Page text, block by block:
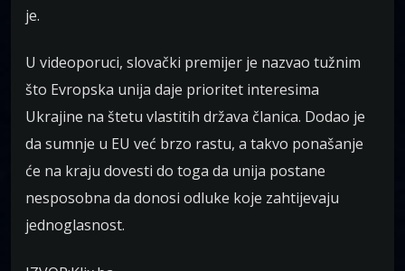
je.
U videoporuci, slovački premijer je nazvao tužnim
što Evropska unija daje prioritet interesima
Ukrajine na štetu vlastitih država članica. Dodao je
da sumnje u EU već brzo rastu, a takvo ponašanje
će na kraju dovesti do toga da unija postane
nesposobna da donosi odluke koje zahtijevaju
jednoglasnost.